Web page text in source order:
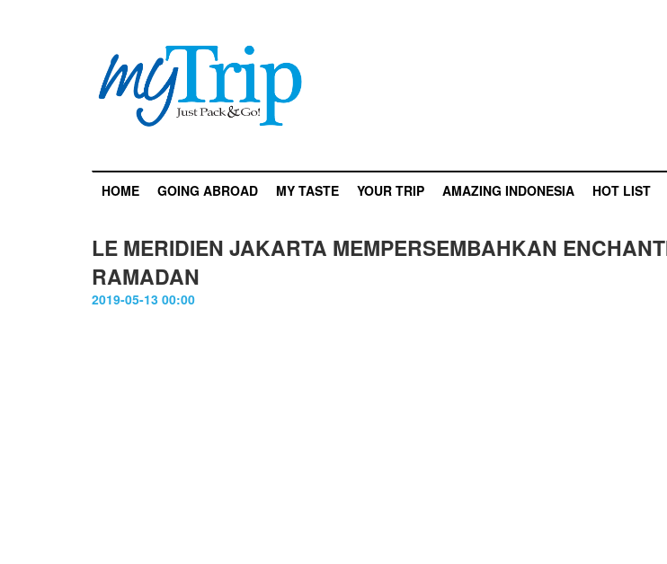
HOME GOING ABROAD MY TASTE YOUR TRIP AMAZING INDONESIA HOT LIST
LE MERIDIEN JAKARTA MEMPERSEMBAHKAN
RAMADAN
2019-05-13 00:00